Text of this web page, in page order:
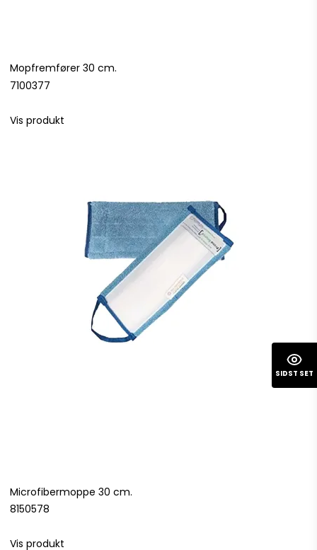
Mopfremfører 30 cm.
7100377
Vis produkt
Microfibermoppe 30 cm.
8150578
Vis produkt
SIDST SET